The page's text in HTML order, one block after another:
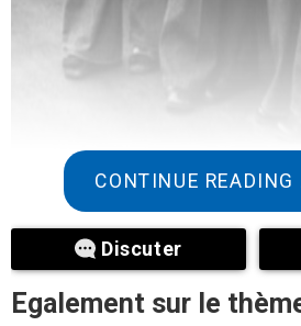
CONTINUE READING
Discuter
Egalement sur le